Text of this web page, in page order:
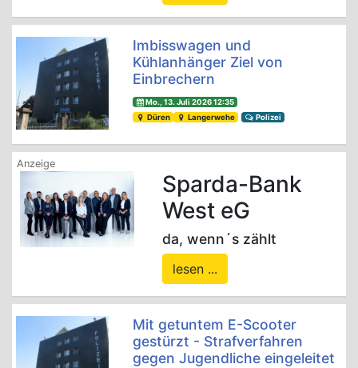
Imbisswagen und
Kühlanhänger Ziel von
Einbrechern
Mo., 13. Juli 2026 12:35
Düren
Langerwehe Polizei
Sparda-Bank
West eG
da, wenn´s zählt
lesen ...
Mit getuntem E-Scooter
gestürzt - Strafverfahren
gegen Jugendliche eingeleitet